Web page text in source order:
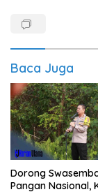
Baca Juga
Dorong
Pangan Nasional,